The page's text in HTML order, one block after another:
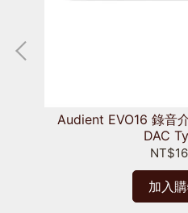
Audient EVO16 錄音
DAC
加入